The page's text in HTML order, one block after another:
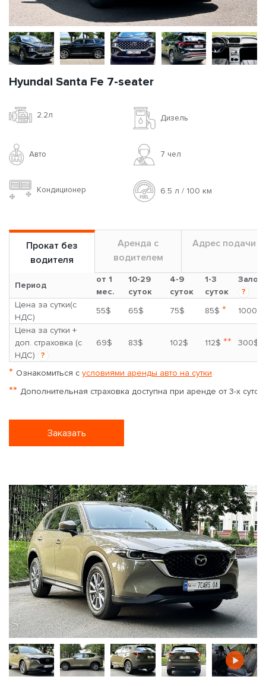
Hyundai Santa Fe 7-seater
2.2л Дизель
Авто 7 чел
Кондиционер 6.5 л / 100 км
Прокат без
водителя
Аренда с
водителем
Адрес подачи
Период
от 1
мес.
10-29
суток
4-9
суток
1-3
суток
Залог
?
Цена за сутки(с
НДС)
55$ 65$ 75$ 85$ *
1000$
Цена за сутки +
доп. страховка (с
НДС)
?
69$ 83$ 102$ 112$ ** 300$
* Ознакомиться с условиями аренды авто на сутки
** Дополнительная страховка доступна при аренде от 3-х суток
Заказать